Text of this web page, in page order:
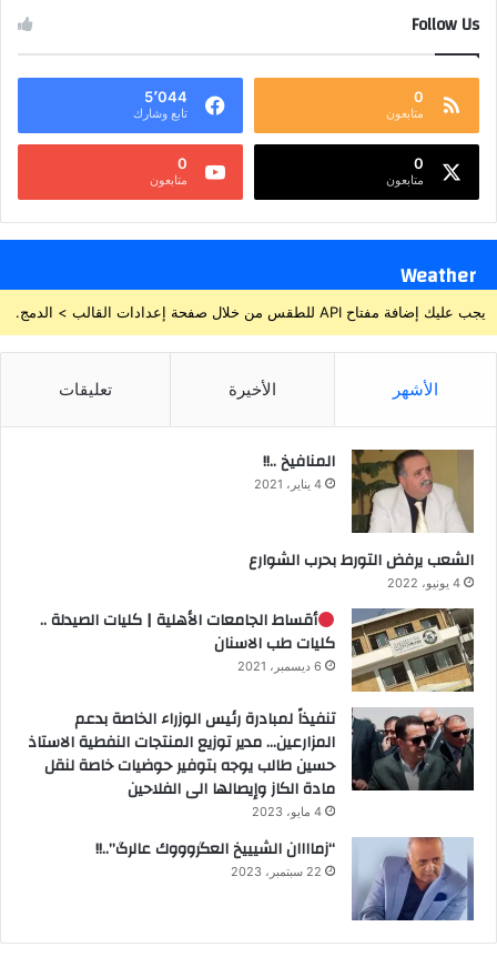
Follow Us
0
متابعون
5٬044
تابع وشارك
0
متابعون
0
متابعون
Weather
يجب عليك إضافة مفتاح API للطقس من خلال صفحة إعدادات القالب > الدمج.
الأشهر الأخيرة تعليقات
المنافيخ ..!!
4 يناير، 2021
الشعب يرفض التورط بحرب الشوارع
4 يونيو، 2022
أقساط الجامعات الأهلية | كليات الصيدلة ..
كليات طب الاسنان
6 ديسمبر، 2021
تنفيذاً لمبادرة رئيس الوزراء الخاصة بدعم
المزارعين… مدير توزيع المنتجات النفطية الاستاذ
حسين طالب يوجه بتوفير حوضيات خاصة لنقل
مادة الكاز وإيصالها الى الفلاحين
4 مايو، 2023
“زماااان الشيييخ العگروووك عالرگ”..!!
22 سبتمبر، 2023